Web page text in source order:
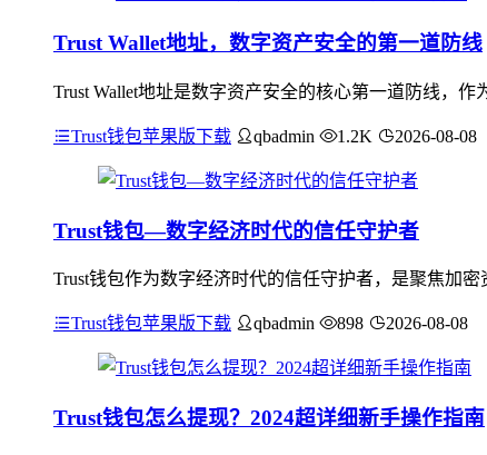
Trust Wallet地址，数字资产安全的第一道防线
Trust Wallet地址是数字资产安全的核心第一道防线，
Trust钱包苹果版下载 qbadmin 1.2K 2026-08-08
Trust钱包—数字经济时代的信任守护者
Trust钱包作为数字经济时代的信任守护者，是聚焦加
Trust钱包苹果版下载 qbadmin 898 2026-08-08
Trust钱包怎么提现？2024超详细新手操作指南